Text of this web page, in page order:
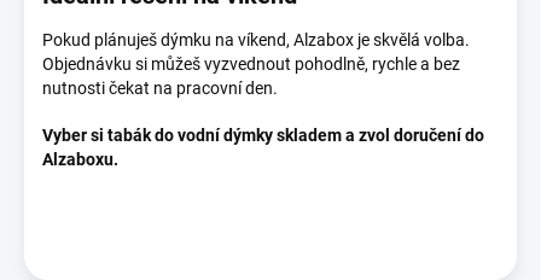
Pokud plánuješ dýmku na víkend, Alzabox je skvělá volba.
Objednávku si můžeš vyzvednout pohodlně, rychle a bez
nutnosti čekat na pracovní den.
Vyber si tabák do vodní dýmky skladem a zvol doručení do
Alzaboxu.